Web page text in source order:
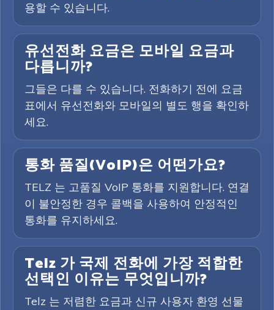
용할 수 있습니다.
유선전화 요금은 모바일 요금과
다릅니까?
그들은 다를 수 있습니다. 전화하기 전에 요금
표에서 유선전화와 모바일의 별도 행을 확인하
세요.
통화 품질(VoIP)은 어떤가요?
TELZ 는 고품질 VoIP 통화를 지원합니다. 연결
이 불안정한 경우 콜백을 사용하여 안정적인
통화를 유지하세요.
Telz 가 국제 전화에 가장 적합한
선택인 이유는 무엇입니까?
Telz 는 저렴한 요금과 신규 사용자 환영 선물